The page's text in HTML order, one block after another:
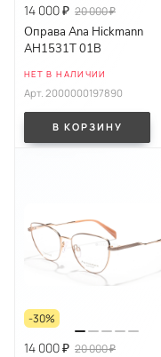
14 000 ₽ 20 000 ₽
Оправа Ana Hickmann
AH1531T 01B
НЕТ В НАЛИЧИИ
Арт. 2000000197890
В КОРЗИНУ
-30%
14 000 ₽ 20 000 ₽